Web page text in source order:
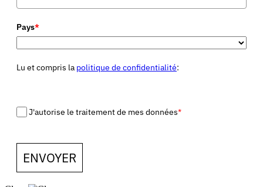
Pays*
Lu et compris la politique de confidentialité:
J'autorise le traitement de mes données*
ENVOYER